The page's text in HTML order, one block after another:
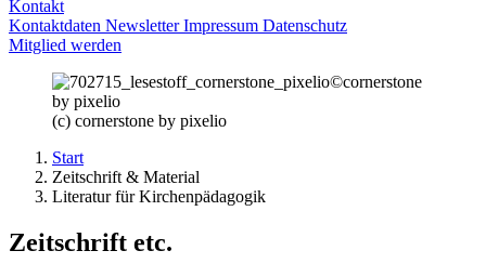
Kontakt
Kontaktdaten NewsletterImpressum Datenschutz
Mitglied werden
©cornerstone
by pixelio
(c) cornerstone by pixelio
Start
Zeitschrift & Material
Literatur für Kirchenpädagogik
Zeitschrift etc.